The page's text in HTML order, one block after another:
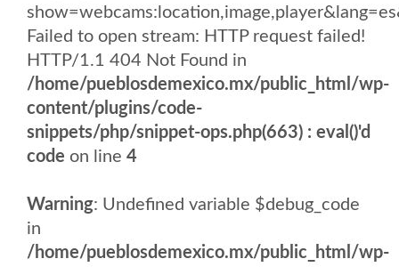
Failed to open stream: HTTP request failed!
HTTP/1.1 404 Not Found in
/home/pueblosdemexico.mx/public_html/wp-
content/plugins/code-
snippets/php/snippet-ops.php(663) : eval()'d
code on line 4
Warning: Undefined variable $debug_code
in
/home/pueblosdemexico.mx/public_html/wp-